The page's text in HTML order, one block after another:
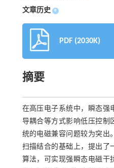
文章历史 +
PDF (2030K)
摘要
在高压电子系统中，瞬态强
导耦合等方式影响低压控制
统的电磁兼容问题较为突出
扫描结合的基础上，提出了
算法，可实现强瞬态电磁干